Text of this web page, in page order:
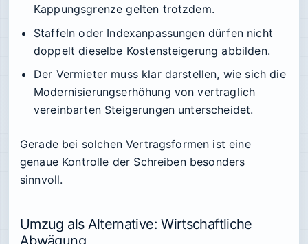
Kappungsgrenze gelten trotzdem.
Staffeln oder Indexanpassungen dürfen nicht
doppelt dieselbe Kostensteigerung abbilden.
Der Vermieter muss klar darstellen, wie sich die
Modernisierungserhöhung von vertraglich
vereinbarten Steigerungen unterscheidet.
Gerade bei solchen Vertragsformen ist eine
genaue Kontrolle der Schreiben besonders
sinnvoll.
Umzug als Alternative: Wirtschaftliche